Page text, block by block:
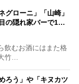
グローニ」「山崎」
の隠れ家バーで1…
飲むお酒にはまた格
竹…
ろう」や「キヌカツ